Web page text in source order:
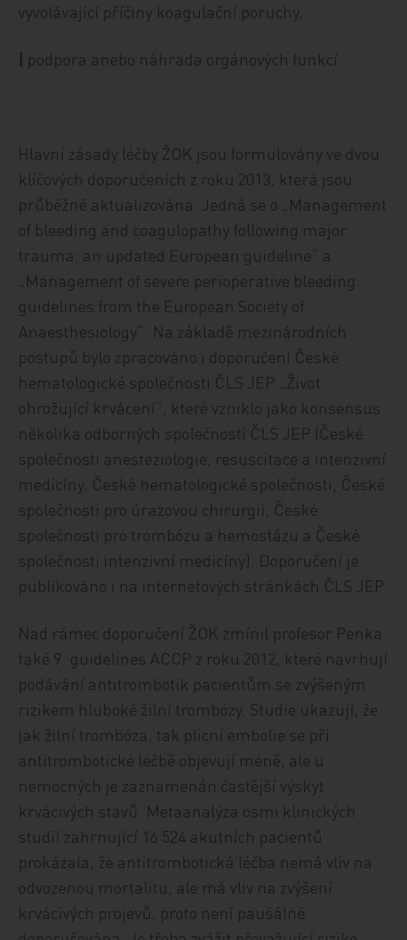
vyvolávající příčiny koagulační poruchy,
| podpora anebo náhrada orgánových funkcí.
Hlavní zásady léčby ŽOK jsou formulovány ve dvou
klíčových doporučeních z roku 2013, která jsou
průběžně aktualizována. Jedná se o „Management
of bleeding and coagulopathy following major
trauma: an updated European guideline“ a
„Management of severe perioperative bleeding:
guidelines from the European Society of
Anaesthesiology“. Na základě mezinárodních
postupů bylo zpracováno i doporučení České
hematologické společnosti ČLS JEP „Život
ohrožující krvácení“, které vzniklo jako konsensus
několika odborných společností ČLS JEP (České
společnosti anesteziologie, resuscitace a intenzivní
medicíny, České hematologické společnosti, České
společnosti pro úrazovou chirurgii, České
společnosti pro trombózu a hemostázu a České
společnosti intenzivní medicíny). Doporučení je
publikováno i na internetových stránkách ČLS JEP.
Nad rámec doporučení ŽOK zmínil profesor Penka
také 9. guidelines ACCP z roku 2012, které navrhují
podávání antitrombotik pacientům se zvýšeným
rizikem hluboké žilní trombózy. Studie ukazují, že
jak žilní trombóza, tak plicní embolie se při
antitrombotické léčbě objevují méně, ale u
nemocných je zaznamenán častější výskyt
krvácivých stavů. Metaanalýza osmi klinických
studií zahrnující 16 524 akutních pacientů
prokázala, že antitrombotická léčba nemá vliv na
odvozenou mortalitu, ale má vliv na zvýšení
krvácivých projevů, proto není paušálně